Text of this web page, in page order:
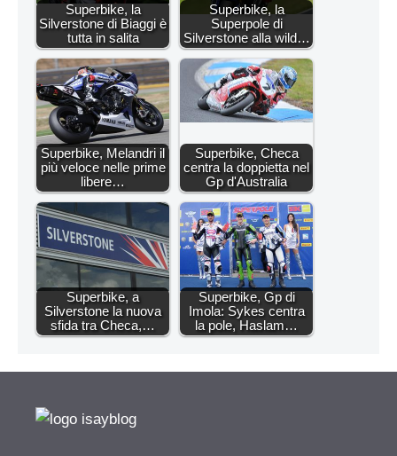
Superbike, la
Silverstone di Biaggi è
tutta in salita
Superbike, la
Superpole di
Silverstone alla wild…
Superbike, Melandri il
più veloce nelle prime
libere…
Superbike, Checa
centra la doppietta nel
Gp d'Australia
Superbike, a
Silverstone la nuova
sfida tra Checa,…
Superbike, Gp di
Imola: Sykes centra
la pole, Haslam…